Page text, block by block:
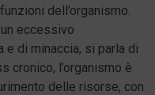
dell’organismo.
eccessivo
di minaccia, si parla di
cronico, l’organismo è
delle risorse, con